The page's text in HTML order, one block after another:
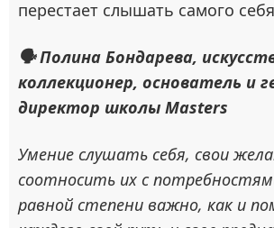
перестает слышать самого
🗣 Полина Бондарева,
коллекционер, основатель и
директор школы Masters
Умение слушать себя, свои
соотносить их с
равной степени важно, как и